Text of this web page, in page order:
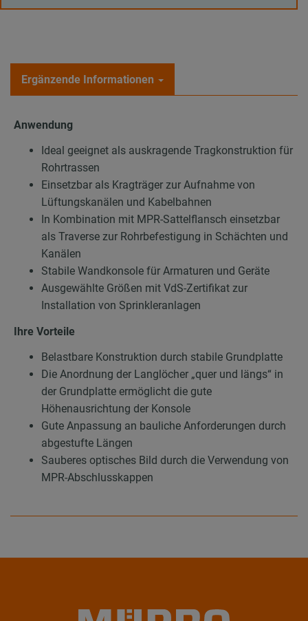
Ergänzende Informationen
Anwendung
Ideal geeignet als auskragende Tragkonstruktion für
Rohrtrassen
Einsetzbar als Kragträger zur Aufnahme von
Lüftungskanälen und Kabelbahnen
In Kombination mit MPR-Sattelflansch einsetzbar
als Traverse zur Rohrbefestigung in Schächten und
Kanälen
Stabile Wandkonsole für Armaturen und Geräte
Ausgewählte Größen mit VdS-Zertifikat zur
Installation von Sprinkleranlagen
Ihre Vorteile
Belastbare Konstruktion durch stabile Grundplatte
Die Anordnung der Langlöcher „quer und längs“ in
der Grundplatte ermöglicht die gute
Höhenausrichtung der Konsole
Gute Anpassung an bauliche Anforderungen durch
abgestufte Längen
Sauberes optisches Bild durch die Verwendung von
MPR-Abschlusskappen